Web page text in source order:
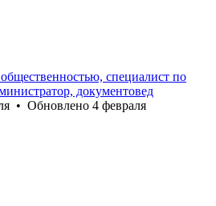
специалист по
документовед
• Обновлено 4 февраля